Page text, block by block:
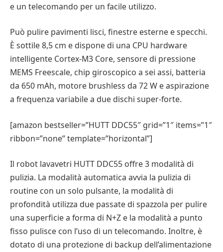
e un telecomando per un facile utilizzo.
Può pulire pavimenti lisci, finestre esterne e specchi.
È sottile 8,5 cm e dispone di una CPU hardware
intelligente Cortex-M3 Core, sensore di pressione
MEMS Freescale, chip giroscopico a sei assi, batteria
da 650 mAh, motore brushless da 72 W e aspirazione
a frequenza variabile a due dischi super-forte.
[amazon bestseller=”HUTT DDC55″ grid=”1″ items=”1″
ribbon=”none” template=”horizontal”]
Il robot lavavetri HUTT DDC55 offre 3 modalità di
pulizia. La modalità automatica avvia la pulizia di
routine con un solo pulsante, la modalità di
profondità utilizza due passate di spazzola per pulire
una superficie a forma di N+Z e la modalità a punto
fisso pulisce con l’uso di un telecomando. Inoltre, è
dotato di una protezione di backup dell’alimentazione